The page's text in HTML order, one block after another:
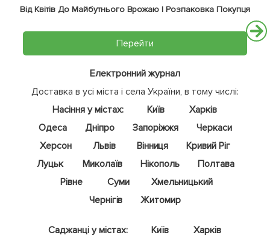
Від Квітів До Майбутнього Врожаю | Розпаковка Покупця
Перейти
Електронний журнал
Доставка в усі міста і села України, в тому числі:
Насіння у містах:
Київ
Харків
Одеса
Дніпро Запоріжжя
Черкаси
Херсон
Львів Вінниця
Кривий Ріг
Луцьк
Миколаїв Нікополь
Полтава
Рівне
Суми
Хмельницький
Чернігів
Житомир
Саджанці у містах: Київ
Харків